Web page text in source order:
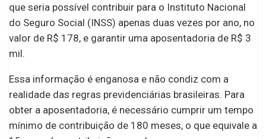
que seria possível contribuir para o Instituto Nacional
do Seguro Social (INSS) apenas duas vezes por ano, no
valor de R$ 178, e garantir uma aposentadoria de R$ 3
mil.
Essa informação é enganosa e não condiz com a
realidade das regras previdenciárias brasileiras. Para
obter a aposentadoria, é necessário cumprir um tempo
mínimo de contribuição de 180 meses, o que equivale a